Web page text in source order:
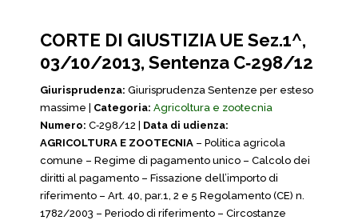
CORTE DI GIUSTIZIA UE Sez.1^,
03/10/2013, Sentenza C‑298/12
Giurisprudenza: Giurisprudenza Sentenze per esteso
massime | Categoria: Agricoltura e zootecnia
Numero: C‑298/12 | Data di udienza:
AGRICOLTURA E ZOOTECNIA – Politica agricola
comune – Regime di pagamento unico – Calcolo dei
diritti al pagamento – Fissazione dell’importo di
riferimento – Art. 40, par.1, 2 e 5 Regolamento (CE) n.
1782/2003 – Periodo di riferimento – Circostanze